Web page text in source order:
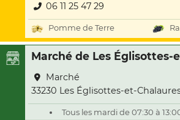
06 11 25 47 29
Pomme de Terre
Marché de Les Églisottes-
Marché
33230 Les Églisottes-et-
Tous les mardi de 07:30 à